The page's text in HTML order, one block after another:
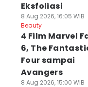
Eksfoliasi
8 Aug 2026, 16:05 WIB
Beauty
4 Film Marvel
6, The
Four sampai
Avangers
8 Aug 2026, 15:00 WIB